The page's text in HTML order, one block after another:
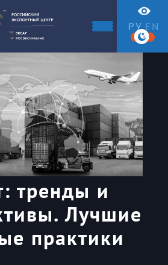
РУ EN
тренды и
Лучшие
практики